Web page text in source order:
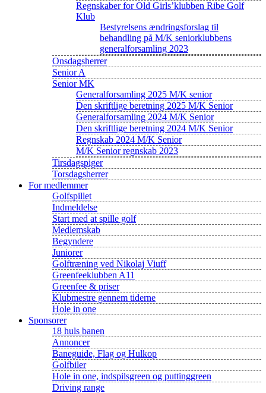
Regnskaber for Old Girls’klubben Ribe Golf
Klub
Bestyrelsens ændringsforslag til
behandling på M/K seniorklubbens
generalforsamling 2023
Onsdagsherrer
Senior A
Senior MK
Generalforsamling 2025 M/K senior
Den skriftlige beretning 2025 M/K Senior
Generalforsamling 2024 M/K Senior
Den skriftlige beretning 2024 M/K Senior
Regnskab 2024 M/K Senior
M/K Senior regnskab 2023
Tirsdagspiger
Torsdagsherrer
For medlemmer
Golfspillet
Indmeldelse
Start med at spille golf
Medlemskab
Begyndere
Juniorer
Golftræning ved Nikolaj Viuff
Greenfeeklubben A11
Greenfee & priser
Klubmestre gennem tiderne
Hole in one
Sponsorer
18 huls banen
Annoncer
Baneguide, Flag og Hulkop
Golfbiler
Hole in one, indspilsgreen og puttinggreen
Driving range